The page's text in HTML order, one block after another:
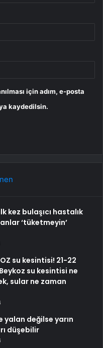
için adım, e-posta
kaydedilsin.
kez bulaşıcı hastalık
‘tüketmeyin’
su kesintisi! 21-22
su kesintisi ne
sular ne zaman
yalan değilse yarın
düşebilir